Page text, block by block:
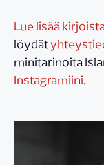
Lue lisää
löydät
minitarinoita
Instagramiini.